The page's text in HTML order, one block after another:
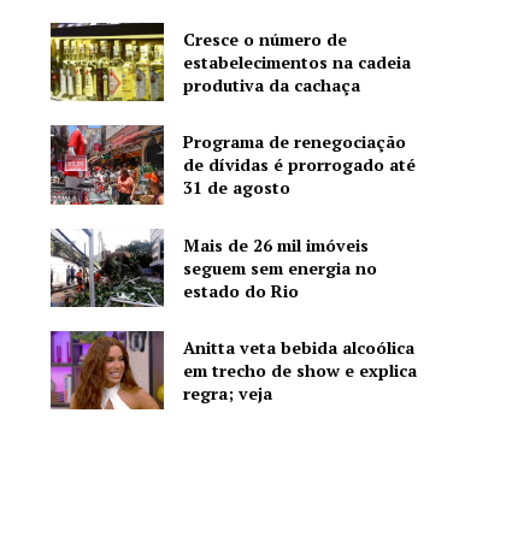
Website:
Cresce o número de
estabelecimentos na cadeia
produtiva da cachaça
Programa de renegociação
de dívidas é prorrogado até
31 de agosto
Mais de 26 mil imóveis
seguem sem energia no
estado do Rio
Anitta veta bebida alcoólica
em trecho de show e explica
regra; veja